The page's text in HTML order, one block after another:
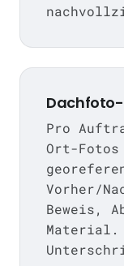
Pro
Ort-Fotos
Vorher/
Beweis,
Material.